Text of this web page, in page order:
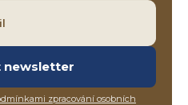
newsletter
zpracování osobních